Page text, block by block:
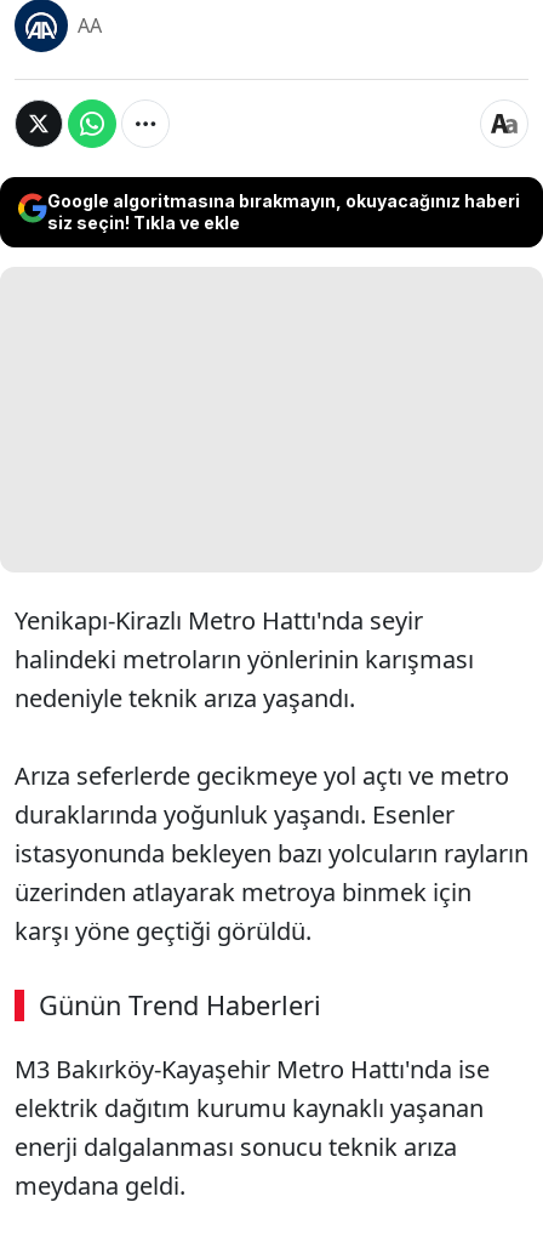
AA
Google algoritmasına bırakmayın, okuyacağınız haberi
siz seçin! Tıkla ve ekle
Yenikapı-Kirazlı Metro Hattı'nda seyir
halindeki metroların yönlerinin karışması
nedeniyle teknik arıza yaşandı.
Arıza seferlerde gecikmeye yol açtı ve metro
duraklarında yoğunluk yaşandı. Esenler
istasyonunda bekleyen bazı yolcuların rayların
üzerinden atlayarak metroya binmek için
karşı yöne geçtiği görüldü.
Günün Trend Haberleri
M3 Bakırköy-Kayaşehir Metro Hattı'nda ise
elektrik dağıtım kurumu kaynaklı yaşanan
enerji dalgalanması sonucu teknik arıza
meydana geldi.